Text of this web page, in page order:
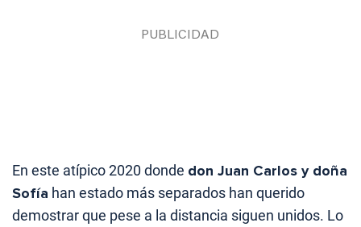
En este atípico 2020 donde don Juan Carlos y doña
Sofía han estado más separados han querido
demostrar que pese a la distancia siguen unidos. Lo